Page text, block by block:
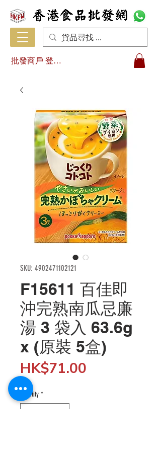
批發商戶 登入/註冊
SKU: 4902471102121
F15611 百佳即
沖完熟南瓜忌廉
湯 3 袋入 63.6g
x (原裝 5盒)
HK$71.00
Quantity *